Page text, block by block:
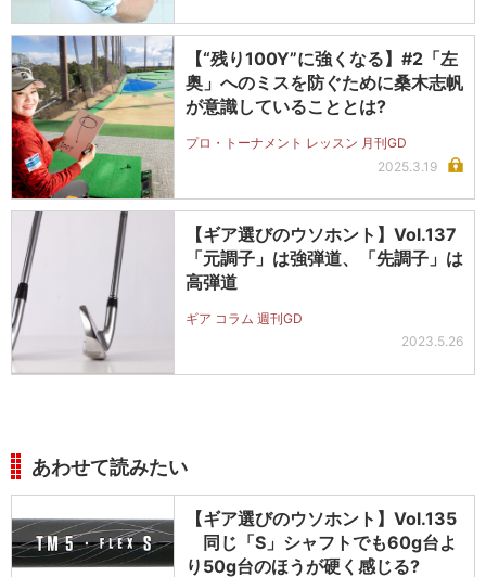
【“残り100Y”に強くなる】#2「左
奥」へのミスを防ぐために桑木志帆
が意識していることとは?
プロ・トーナメント レッスン 月刊GD
2025.3.19
【ギア選びのウソホント】Vol.137
「元調子」は強弾道、「先調子」は
高弾道
ギア コラム 週刊GD
2023.5.26
あわせて読みたい
【ギア選びのウソホント】Vol.135
同じ「S」シャフトでも60g台よ
り50g台のほうが硬く感じる?